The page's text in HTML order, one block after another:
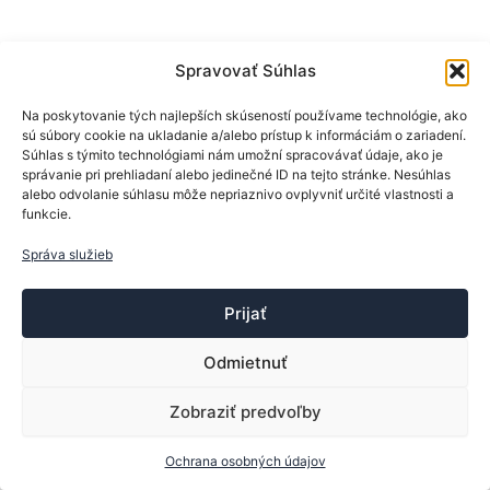
Spravovať Súhlas
Na poskytovanie tých najlepších skúseností používame technológie, ako
sú súbory cookie na ukladanie a/alebo prístup k informáciám o zariadení.
Súhlas s týmito technológiami nám umožní spracovávať údaje, ako je
správanie pri prehliadaní alebo jedinečné ID na tejto stránke. Nesúhlas
alebo odvolanie súhlasu môže nepriaznivo ovplyvniť určité vlastnosti a
funkcie.
Správa služieb
Prijať
Odmietnuť
Zobraziť predvoľby
Ochrana osobných údajov